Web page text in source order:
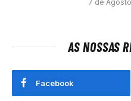
7 de
AS NOSSAS
Facebook